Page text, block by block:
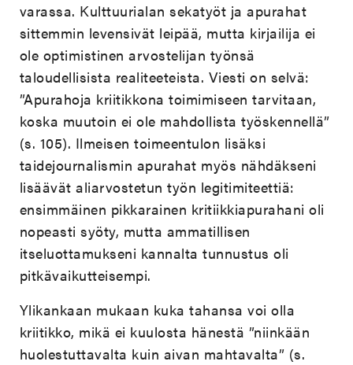
varassa. Kulttuurialan sekatyöt ja apurahat
sittemmin levensivät leipää, mutta kirjailija ei
ole optimistinen arvostelijan työnsä
taloudellisista realiteeteista. Viesti on selvä:
”Apurahoja kriitikkona toimimiseen tarvitaan,
koska muutoin ei ole mahdollista työskennellä”
(s. 105). Ilmeisen toimeentulon lisäksi
taidejournalismin apurahat myös nähdäkseni
lisäävät aliarvostetun työn legitimiteettiä:
ensimmäinen pikkarainen kritiikkiapurahani oli
nopeasti syöty, mutta ammatillisen
itseluottamukseni kannalta tunnustus oli
pitkävaikutteisempi.
Ylikankaan mukaan kuka tahansa voi olla
kriitikko, mikä ei kuulosta hänestä ”niinkään
huolestuttavalta kuin aivan mahtavalta” (s.